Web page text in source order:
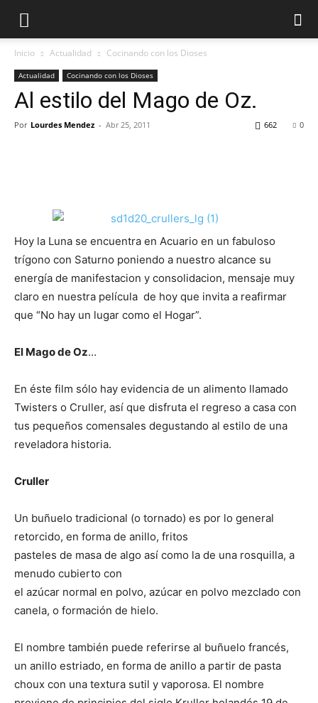
Inicio Actualidad Cocinando con los Dioses
Actualidad Cocinando con los Dioses
Al estilo del Mago de Oz.
Por Lourdes Mendez - Abr 25, 2011 0
662
Hoy la Luna se encuentra en Acuario en un fabuloso
trígono con Saturno poniendo a nuestro alcance su
energía de manifestacion y consolidacion, mensaje muy
claro en nuestra película de hoy que invita a reafirmar
que “No hay un lugar como el Hogar”.
El Mago de Oz…
En éste film sólo hay evidencia de un alimento llamado
Twisters o Cruller, así que disfruta el regreso a casa con
tus pequeños comensales degustando al estilo de una
reveladora historia.
Cruller
Un buñuelo tradicional (o tornado) es por lo general
retorcido, en forma de anillo, fritos
pasteles de masa de algo así como la de una rosquilla, a
menudo cubierto con
el azúcar normal en polvo, azúcar en polvo mezclado con
canela, o formación de hielo.
El nombre también puede referirse al buñuelo francés,
un anillo estriado, en forma de anillo a partir de pasta
choux con una textura sutil y vaporosa. El nombre